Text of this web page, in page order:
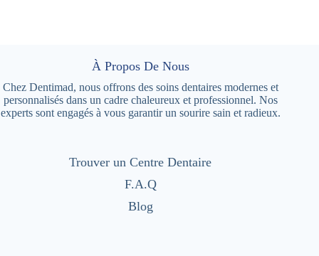
À Propos De Nous
Chez Dentimad, nous offrons des soins dentaires modernes et
personnalisés dans un cadre chaleureux et professionnel. Nos
experts sont engagés à vous garantir un sourire sain et radieux.
Trouver un Centre Dentaire
F.A.Q
Blog